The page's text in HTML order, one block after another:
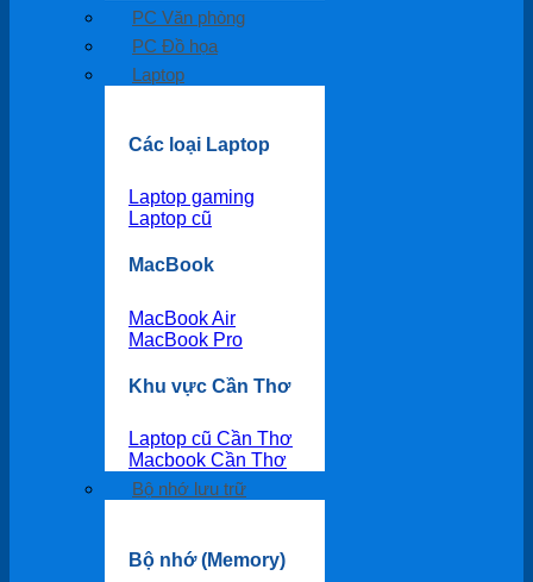
PC Văn phòng
PC Đồ họa
Laptop
Các loại Laptop
Laptop gaming
Laptop cũ
MacBook
MacBook Air
MacBook Pro
Khu vực Cần Thơ
Laptop cũ Cần Thơ
Macbook Cần Thơ
Bộ nhớ lưu trữ
Bộ nhớ (Memory)